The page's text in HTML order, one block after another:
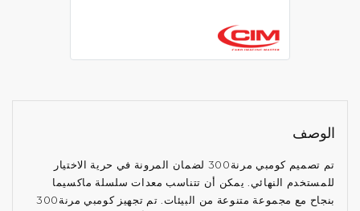
الوصف
تم تصميم كومبي مرنة300 لضمان المرونة في حرية الاختيار
للمستخدم النهائي. يمكن أن تتناسب معدات سلسلة ماكسيما
بنجاح مع مجموعة متنوعة من البيئات. تم تجهيز كومبي مرنة300